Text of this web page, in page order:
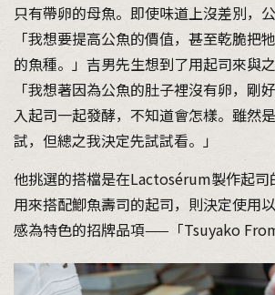
只有帶卵的母魚。即使味道上沒差別，
「我想要提高公魚的價值，甚至乾脆把
的魚種。」吉男先生想到了用起司來與之
「我想著因為公魚的肚子裡沒有卵，剛
入起司一起發酵，不知道會怎樣。雖然
試，但總之我決定先試試看。」
他挑選的搭檔是在Lactosérum製作起司
用來搭配鯽魚壽司的起司，則決定使用
感為特色的招牌品項——「Tsuyako